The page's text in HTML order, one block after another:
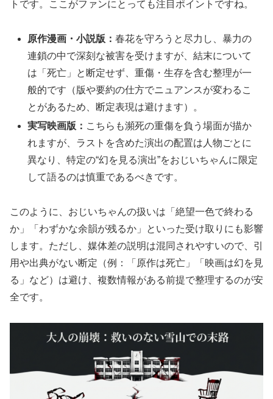
トです。ここがファンにとっても注目ポイントですね。
原作漫画・小説版：春花を守ろうと尽力し、暴力の
連鎖の中で深刻な被害を受けますが、結末について
は「死亡」と断定せず、重傷・生存を含む整理が一
般的です（版や要約の仕方でニュアンスが変わるこ
とがあるため、断定表現は避けます）。
実写映画版： こちらも瀕死の重傷を負う場面が描か
れますが、ラストを含めた演出の配置は人物ごとに
異なり、特定の“幻を見る演出”をおじいちゃんに限定
して語るのは慎重であるべきです。
このように、おじいちゃんの扱いは「絶望一色で終わる
か」「わずかな余韻が残るか」といった受け取りにも影響
します。ただし、媒体差の説明は混同されやすいので、引
用や出典がない断定（例：「原作は死亡」「映画は幻を見
る」など）は避け、複数情報がある前提で整理するのが安
全です。